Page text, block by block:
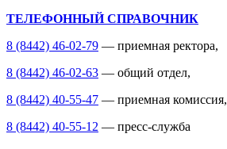
ТЕЛЕФОННЫЙ СПРАВОЧНИК
8 (8442) 46-02-79 — приемная ректора,
8 (8442) 46-02-63 — общий отдел,
8 (8442) 40-55-47 — приемная комиссия,
8 (8442) 40-55-12 — пресс-служба